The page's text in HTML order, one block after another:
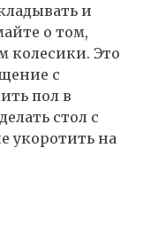
и
о том,
колесики. Это
с
пол в
стол с
укоротить на